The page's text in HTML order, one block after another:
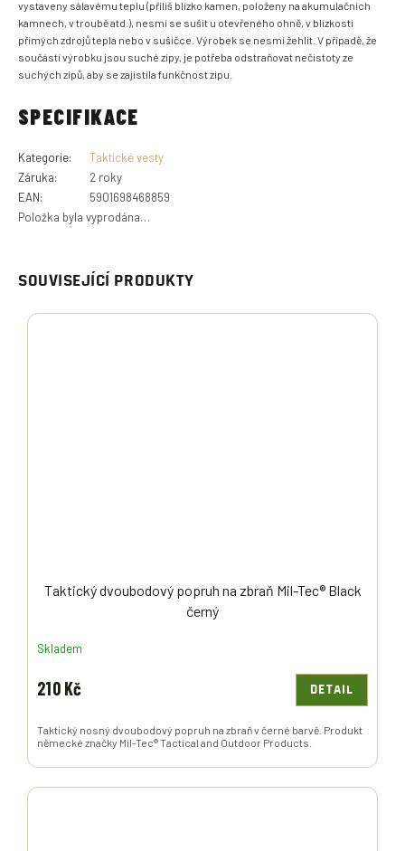
SOUVISEJÍCÍ PRODUKTY
Taktický dvoubodový popruh na zbraň Mil-Tec® Black
černý
Skladem
210 Kč DETAIL
Taktický nosný dvoubodový popruh na zbraň v černé barvě. Produkt
německé značky Mil-Tec® Tactical and Outdoor Products.
vystaveny sálavému teplu (příliš blízko kamen, položeny na akumulačních
kamnech, v troubě atd.), nesmí se sušit u otevřeného ohně, v blízkosti
přímých zdrojů tepla nebo v sušičce. Výrobek se nesmí žehlit. V případě, že
součástí výrobku jsou suché zipy, je potřeba odstraňovat nečistoty ze
suchých zipů, aby se zajistila funkčnost zipu.
SPECIFIKACE
Kategorie:
Taktické vesty
Záruka:
2 roky
EAN:
5901698468859
Položka byla vyprodána…